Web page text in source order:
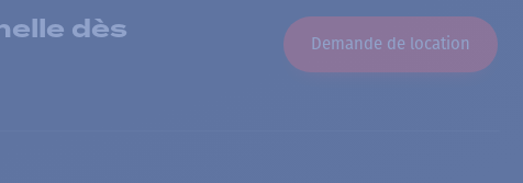
dès
Demande de location